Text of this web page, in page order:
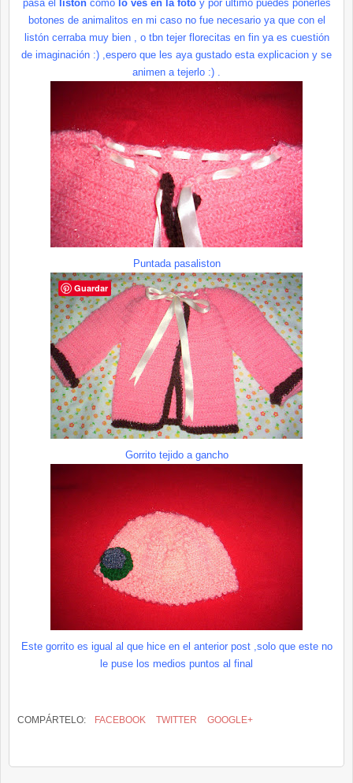
pasa el listóncomo lo ves en la fotoy por ultimo puedes ponerles
botones de animalitos en mi caso no fue necesario ya que con el
listóncerraba muy bien , o tbntejer florecitas en fin ya es cuestión
de imaginación :) ,espero que les aya gustado esta explicacion y se
animen a tejerlo :) .
Puntada pasaliston
Gorritotejido a gancho
Este gorritoes igual al que hice en el anterior post ,solo que este no
le puse los medios puntos al final
COMPÁRTELO: FACEBOOK TWITTER GOOGLE+
Guardar